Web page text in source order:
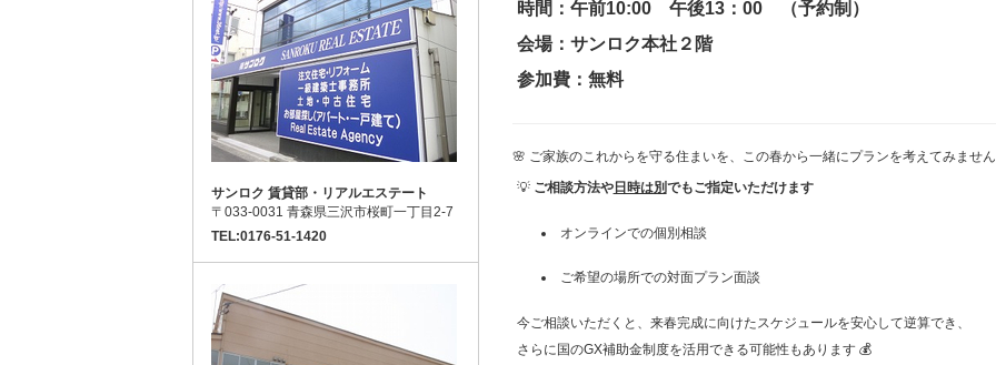
時間：午前10:00 午後13：00 （予約制）
会場：サンロク本社２階
参加費：無料
🌸 ご家族のこれからを守る住まいを、この春から一緒にプランを考えてみませ
💡 ご相談方法や日時は別でもご指定いただけます
オンラインでの個別相談
ご希望の場所での対面プラン面談
今ご相談いただくと、来春完成に向けたスケジュールを安心して逆算でき、
さらに国のGX補助金制度を活用できる可能性もあります 💰
サンロク 賃貸部・リアルエステート
〒033-0031 青森県三沢市桜町一丁目2-7
TEL:0176-51-1420